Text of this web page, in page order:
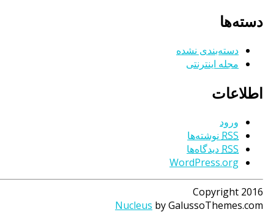
دسته‌ها
دسته‌بندی نشده
مجله اینترنتی
اطلاعات
ورود
RSS نوشته‌ها
RSS دیدگاه‌ها
WordPress.org
Copyright 2016
Nucleus by GalussoThemes.com